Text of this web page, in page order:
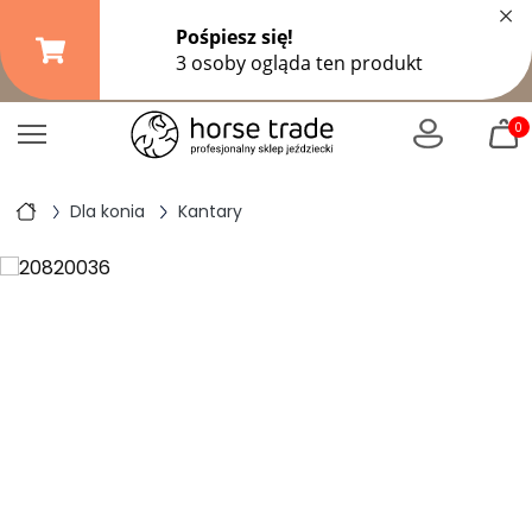
Darmowa dostawa od149,99 zł
299 złpozostałe formy wysyłki
×
0
Dla konia Kantary